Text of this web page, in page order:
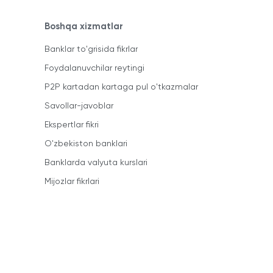
Boshqa xizmatlar
Banklar to'grisida fikrlar
Foydalanuvchilar reytingi
P2P kartadan kartaga pul o'tkazmalar
Savollar-javoblar
Ekspertlar fikri
O'zbekiston banklari
Banklarda valyuta kurslari
Mijozlar fikrlari